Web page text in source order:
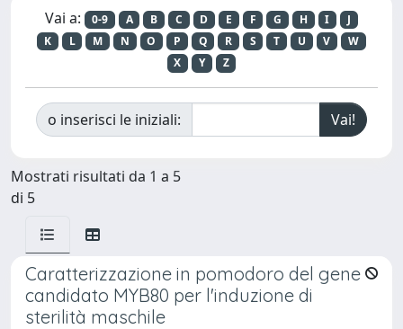
Vai a: 0-9 A B C D E F G H I
J
K
L M N O P Q R S T U V
W
X
Y Z
o inserisci le iniziali:
Mostrati risultati da 1 a 5
di 5
Caratterizzazione in pomodoro del gene
candidato MYB80 per l'induzione di
sterilità maschile